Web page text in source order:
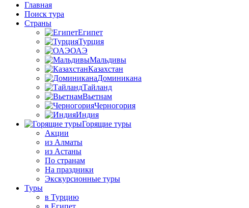
Главная
Поиск тура
Страны
Египет
Турция
ОАЭ
Мальдивы
Казахстан
Доминикана
Тайланд
Вьетнам
Черногория
Индия
Горящие туры
Акции
из Алматы
из Астаны
По странам
На праздники
Экскурсионные туры
Туры
в Турцию
в Египет